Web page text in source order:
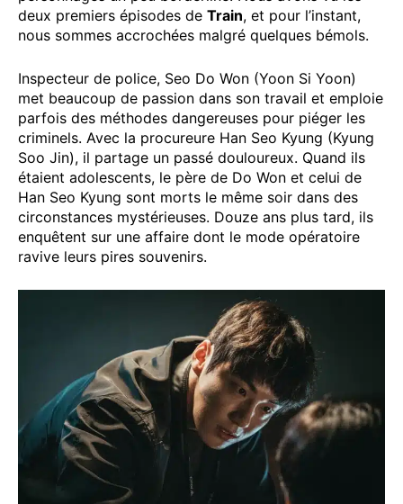
deux premiers épisodes de Train, et pour l’instant,
nous sommes accrochées malgré quelques bémols.
Inspecteur de police, Seo Do Won (Yoon Si Yoon)
met beaucoup de passion dans son travail et emploie
parfois des méthodes dangereuses pour piéger les
criminels. Avec la procureure Han Seo Kyung (Kyung
Soo Jin), il partage un passé douloureux. Quand ils
étaient adolescents, le père de Do Won et celui de
Han Seo Kyung sont morts le même soir dans des
circonstances mystérieuses. Douze ans plus tard, ils
enquêtent sur une affaire dont le mode opératoire
ravive leurs pires souvenirs.